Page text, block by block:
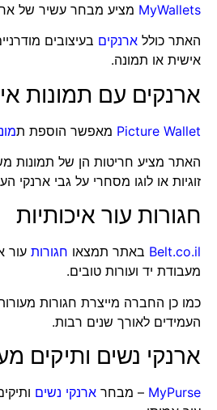
MyWallets מציע מבחר עשיר של
האתר כולל ארנקים בעיצובים
אישית או תמונה.
ארנקים עם תמונות
Picture Wallet מאפשר הוספת ת
האתר מציע חריטות הן של תמונות
זוגיות או לוגו מסחרי על גבי ארנקי
חגורות עור איכותיות
Belt.co.il באתר תמצאו חגורות עור
מעבודת יד ועורות טובים.
כמו כן החברה מייצרת חגורות
העמידים לאורך שנים רבות.
ארנקי נשים ותיקים
MyPurse – מבחר ארנקי נשים